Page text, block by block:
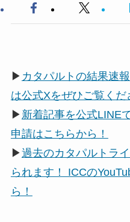
▶ カタパルトの結果速
は公式Xをぜひご覧くだ
▶ 新着記事を公式LINE
申請はこちらから！
▶過去のカタパルトラ
られます！ ICCの
ら！